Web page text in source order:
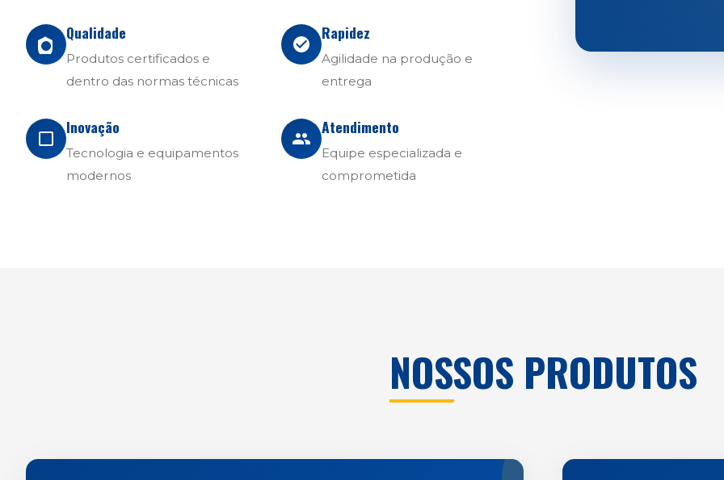
Qualidade
Produtos certificados e
dentro das normas técnicas
Rapidez
Agilidade na produção e
entrega
Inovação
Tecnologia e equipamentos
modernos
Atendimento
Equipe especializada e
comprometida
NOSSOS PRODUTOS